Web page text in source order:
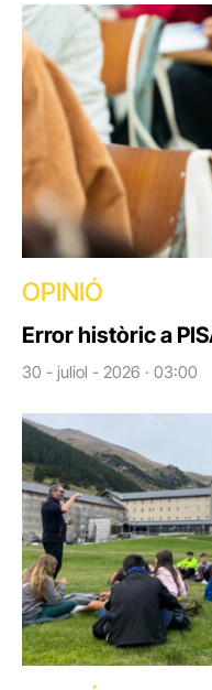
OPINIÓ
Error històric a
30 - juliol - 2026 · 03:00